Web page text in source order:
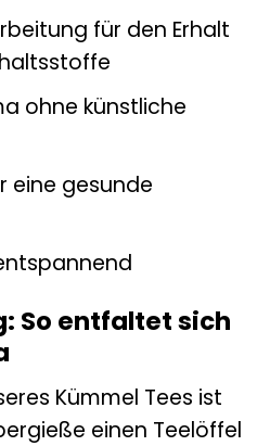
für den Erhalt
ohne künstliche
eine gesunde
So entfaltet sich
Kümmel Tees ist
einen Teelöffel